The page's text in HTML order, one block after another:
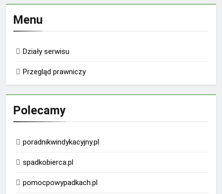
Menu
Działy serwisu
Przegląd prawniczy
Polecamy
poradnikwindykacyjny.pl
spadkobierca.pl
pomocpowypadkach.pl